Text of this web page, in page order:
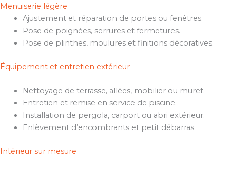
Menuiserie légère
Ajustement et réparation de portes ou fenêtres.
Pose de poignées, serrures et fermetures.
Pose de plinthes, moulures et finitions décoratives.
Équipement et entretien extérieur
Nettoyage de terrasse, allées, mobilier ou muret.
Entretien et remise en service de piscine.
Installation de pergola, carport ou abri extérieur.
Enlèvement d’encombrants et petit débarras.
Intérieur sur mesure